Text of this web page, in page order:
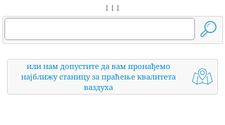
↓ ↓ ↓
или нам допустите да вам пронађемо
најближу станицу за праћење квалитета
ваздуха